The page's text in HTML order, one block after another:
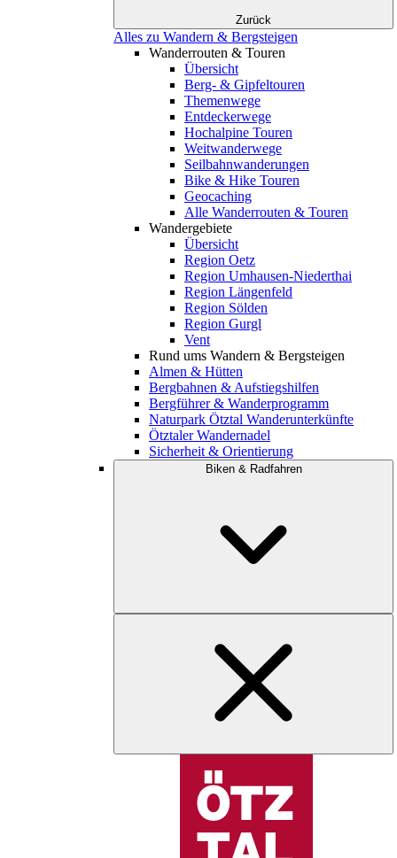
Zurück
Alles zu Wandern & Bergsteigen
Wanderrouten & Touren
Übersicht
Berg- & Gipfeltouren
Themenwege
Entdeckerwege
Hochalpine Touren
Weitwanderwege
Seilbahnwanderungen
Bike & Hike Touren
Geocaching
Alle Wanderrouten & Touren
Wandergebiete
Übersicht
Region Oetz
Region Umhausen-Niederthai
Region Längenfeld
Region Sölden
Region Gurgl
Vent
Rund ums Wandern & Bergsteigen
Almen & Hütten
Bergbahnen & Aufstiegshilfen
Bergführer & Wanderprogramm
Naturpark Ötztal Wanderunterkünfte
Ötztaler Wandernadel
Sicherheit & Orientierung
Biken & Radfahren